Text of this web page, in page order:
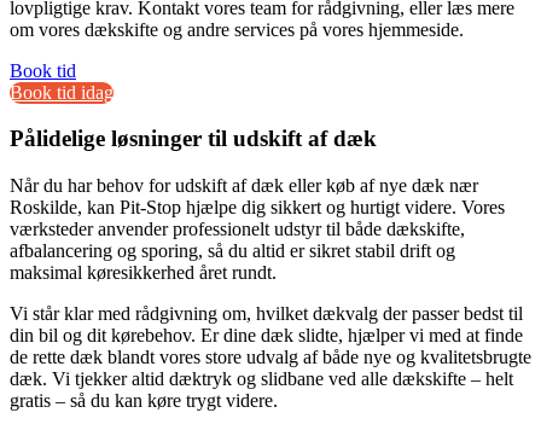
lovpligtige krav. Kontakt vores team for rådgivning, eller læs mere
om vores dækskifte og andre services på vores hjemmeside.
Book tid
Book tid idag
Pålidelige løsninger til udskift af dæk
Når du har behov for udskift af dæk eller køb af nye dæk nær
Roskilde, kan Pit-Stop hjælpe dig sikkert og hurtigt videre. Vores
værksteder anvender professionelt udstyr til både dækskifte,
afbalancering og sporing, så du altid er sikret stabil drift og
maksimal køresikkerhed året rundt.
Vi står klar med rådgivning om, hvilket dækvalg der passer bedst til
din bil og dit kørebehov. Er dine dæk slidte, hjælper vi med at finde
de rette dæk blandt vores store udvalg af både nye og kvalitetsbrugte
dæk. Vi tjekker altid dæktryk og slidbane ved alle dækskifte – helt
gratis – så du kan køre trygt videre.